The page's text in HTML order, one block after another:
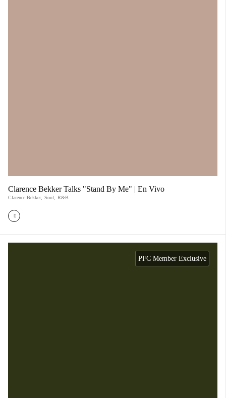
Clarence Bekker Talks "Stand By Me" | En Vivo
Clarence Bekker, Soul R&B
PFC Member Exclusive